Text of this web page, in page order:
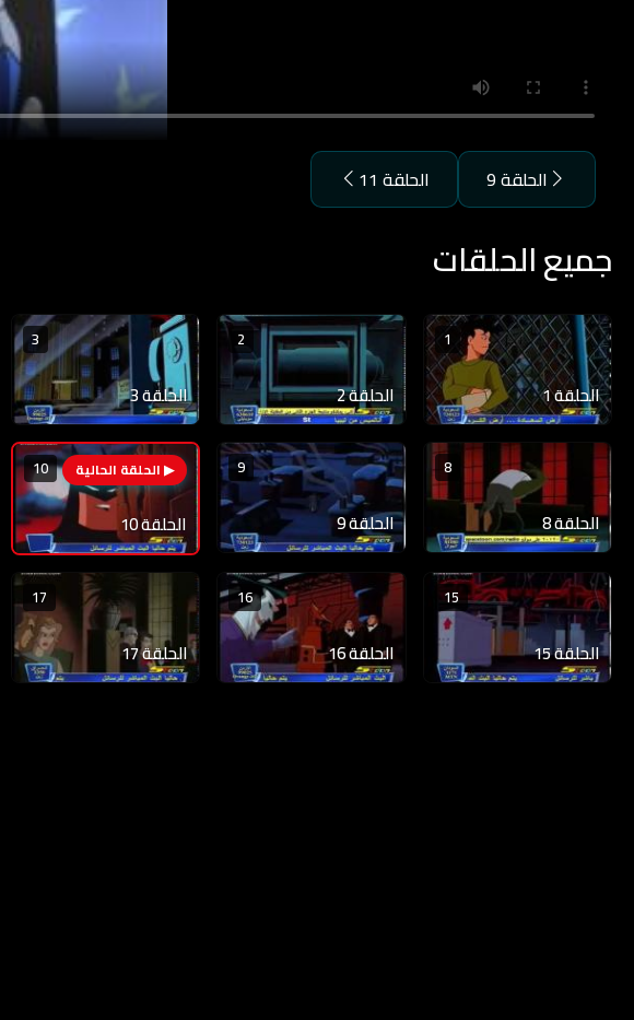
الحلقة 9 الحلقة 11
جميع الحلقات
1
الحلقة 1
2
الحلقة 2
3
الحلقة 3
8
الحلقة 8
9
الحلقة 9
10
الحلقة 10
15
الحلقة 15
16
الحلقة 16
17
الحلقة 17